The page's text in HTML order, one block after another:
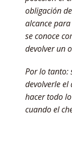
obligación
alcance
se conoce
devolver un
Por lo tanto:
devolverle
hacer todo
cuando el